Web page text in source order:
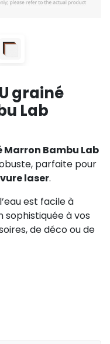
grainé
Lab
Bambu Lab
parfaite pour
laser.
est facile à
à vos
de déco ou de